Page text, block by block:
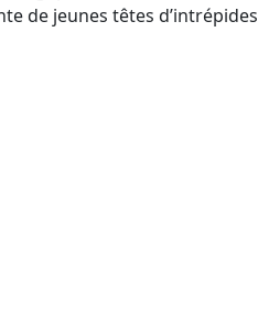
de jeunes têtes d’intrépides